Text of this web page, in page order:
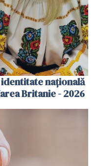
națională
Britanie - 2026